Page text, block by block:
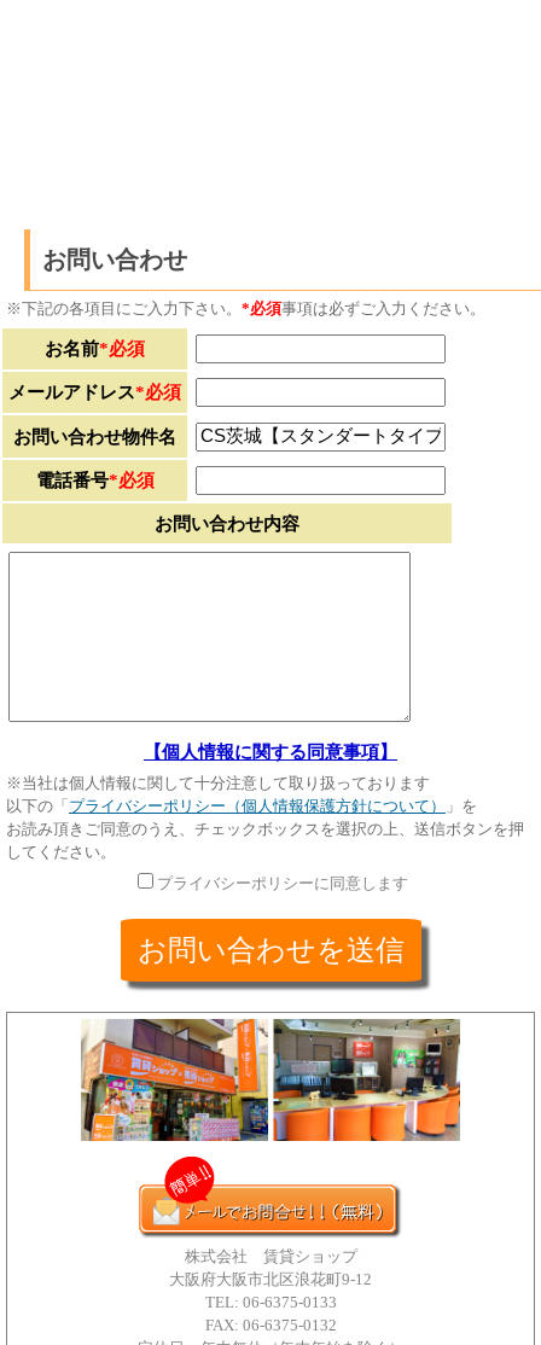
お問い合わせ
※下記の各項目にご入力下さい。 *必須事項は必ずご入力ください。
お名前*必須
メールアドレス*必須
お問い合わせ物件名
電話番号*必須
お問い合わせ内容
【個人情報に関する同意事項】
※当社は個人情報に関して十分注意して取り扱っております
以下の「 プライバシーポリシー（個人情報保護方針について）
」を
お読み頂きご同意のうえ、チェックボックスを選択の上、送信ボタンを押
してください。
プライバシーポリシーに同意します
株式会社 賃貸ショップ
大阪府大阪市北区浪花町9-12
TEL: 06-6375-0133
FAX: 06-6375-0132